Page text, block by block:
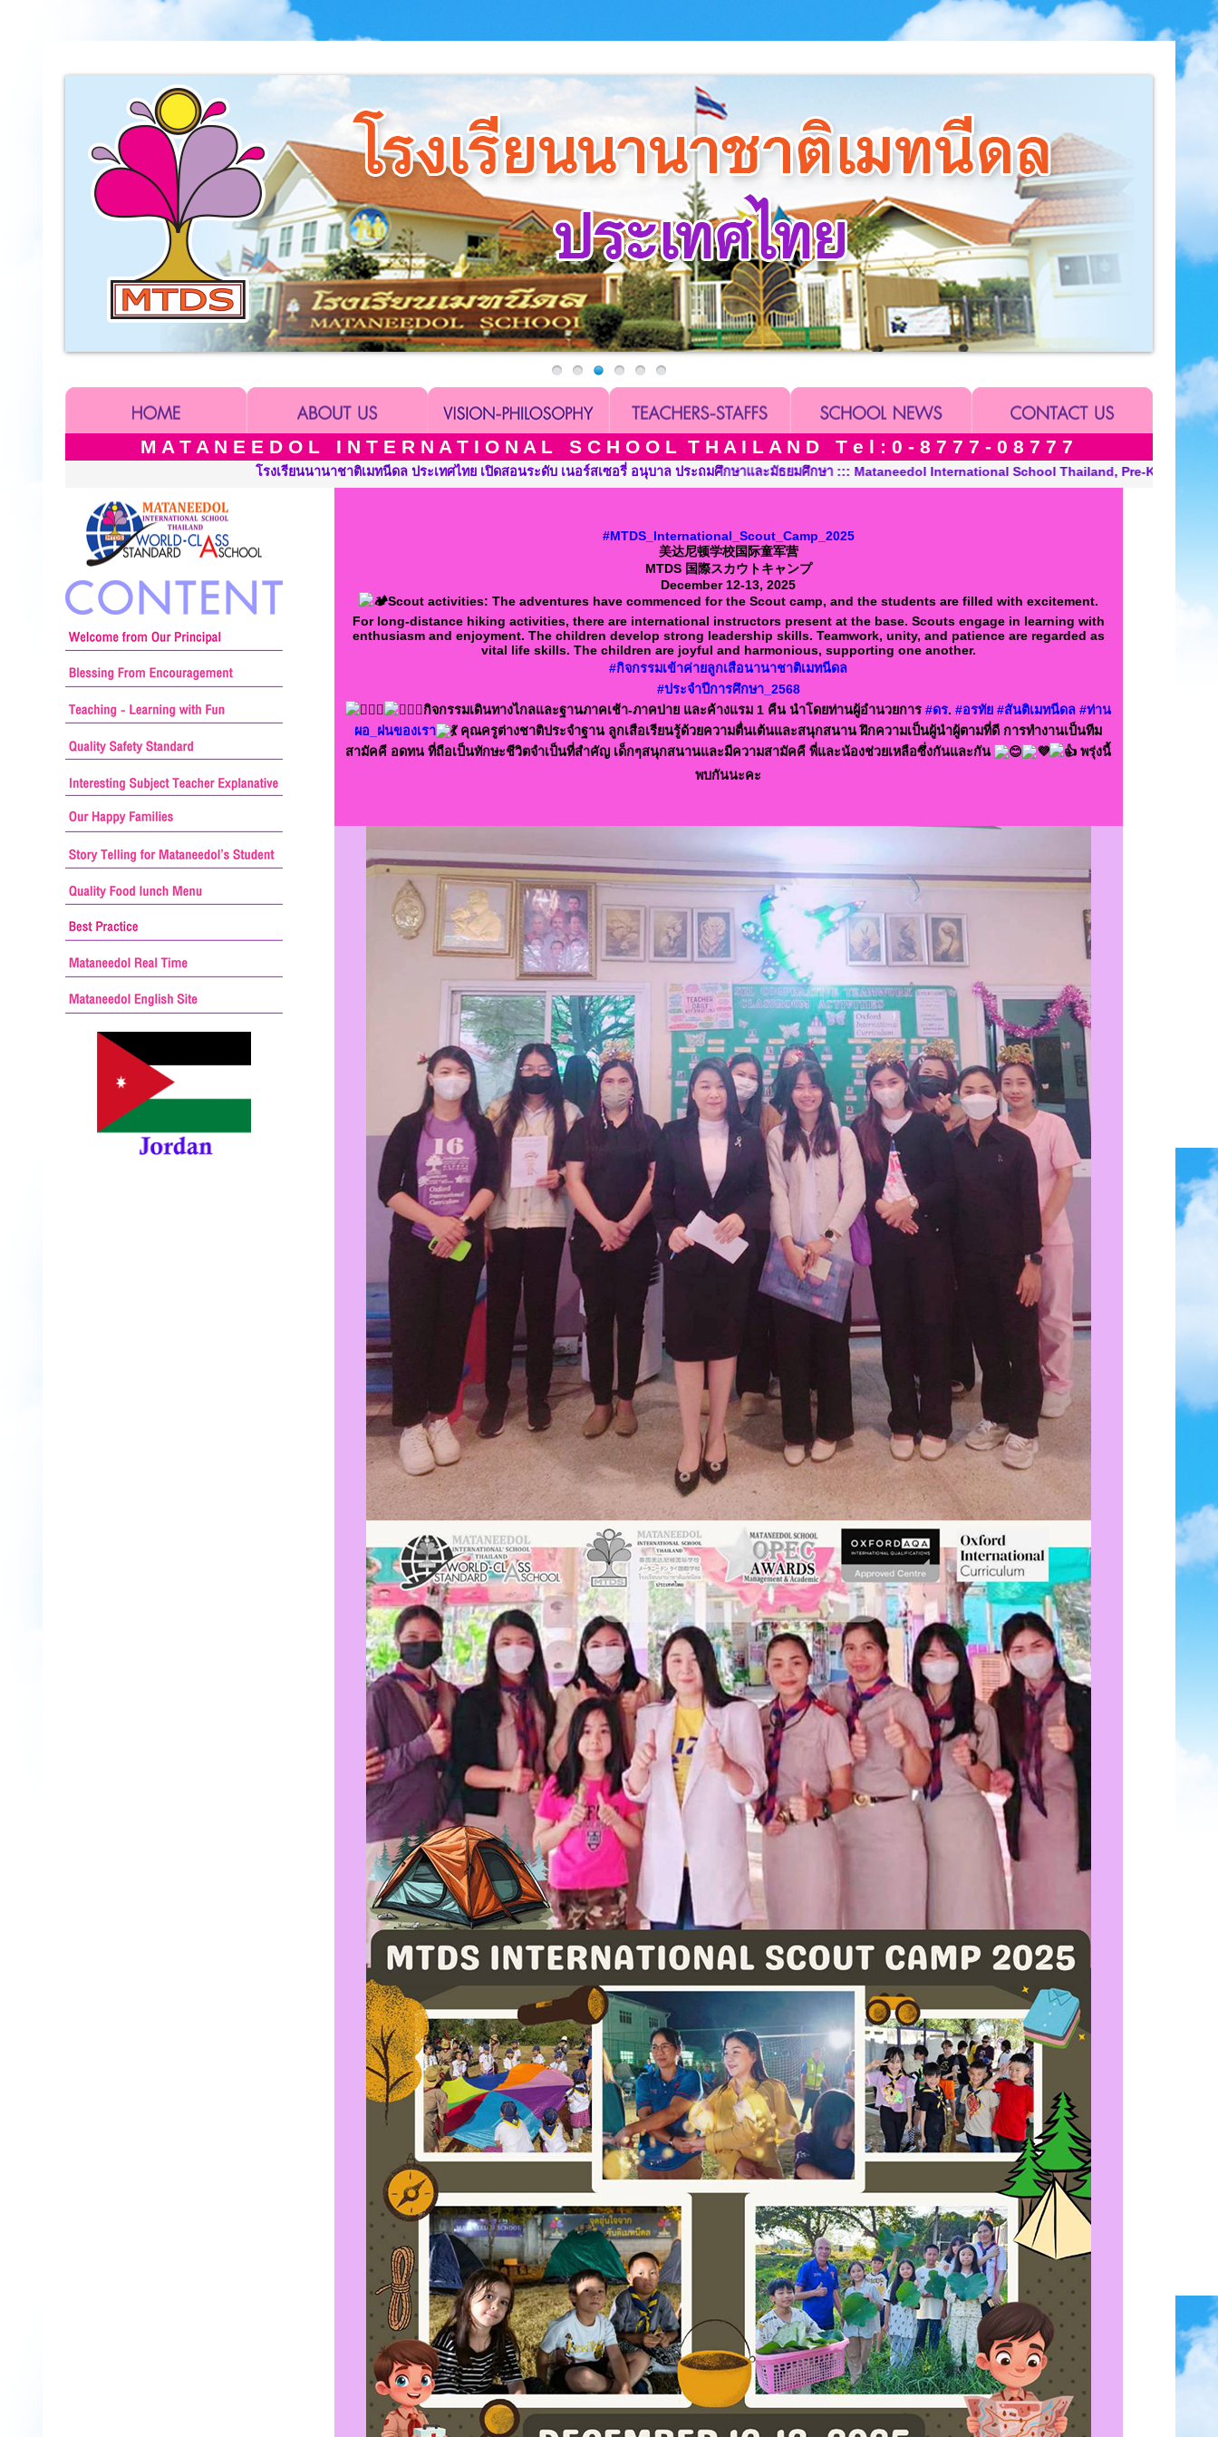
M A T A N E E D O L I N T E R N A T I O N A L S C H O O L T H A I L A N D T e l : 0 - 8 7 7 7 - 0 8 7 7 7
โรงเรียนนานาชาติเมทนีดล ประเทศไทย เปิดสอนระดับ เนอร์สเซอรี่ อนุบาล ประถมศึกษาและมัธยมศึกษา ::: Mataneedol International School Thailand, Pre-Kindergarten, Kindergarten and
#MTDS_International_Scout_Camp_2025
美达尼顿学校国际童军营
MTDS 国際スカウトキャンプ
December 12-13, 2025
Scout activities: The adventures have commenced for the Scout camp, and the students are filled with excitement.
For long-distance hiking activities, there are international instructors present at the base. Scouts engage in learning with
enthusiasm and enjoyment. The children develop strong leadership skills. Teamwork, unity, and patience are regarded as
vital life skills. The children are joyful and harmonious, supporting one another.
#กิจกรรมเข้าค่ายลูกเสือนานาชาติเมทนีดล
#ประจำปีการศึกษา_2568
กิจกรรมเดินทางไกลและฐานภาคเช้า-ภาคบ่าย และค้างแรม 1 คืน นำโดยท่านผู้อำนวยการ #ดร. #อรทัย #สันติเมทนีดล #ท่าน
ผอ_ฝนของเรา
คุณครูต่างชาติประจำฐาน ลูกเสือเรียนรู้ด้วยความตื่นเต้นและสนุกสนาน ฝึกความเป็นผู้นำผู้ตามที่ดี การทำงานเป็นทีม
สามัคคี อดทน ที่ถือเป็นทักษะชีวิตจำเป็นที่สำคัญ เด็กๆสนุกสนานและมีความสามัคคี พี่และน้องช่วยเหลือซึ่งกันและกัน
พรุ่งนี้
พบกันนะคะ